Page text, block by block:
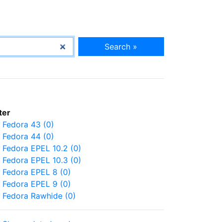
Search »
Fedora 43 (0)
Fedora 44 (0)
Fedora EPEL 10.2 (0)
Fedora EPEL 10.3 (0)
Fedora EPEL 8 (0)
Fedora EPEL 9 (0)
Fedora Rawhide (0)